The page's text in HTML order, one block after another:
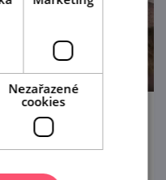
nad Dyjí
Nezařazené
cookies